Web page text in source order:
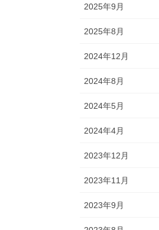
2025年9月
2025年8月
2024年12月
2024年8月
2024年5月
2024年4月
2023年12月
2023年11月
2023年9月